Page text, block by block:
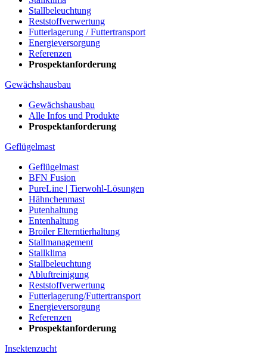
Stallbeleuchtung
Reststoffverwertung
Futterlagerung / Futtertransport
Energieversorgung
Referenzen
Prospektanforderung
Gewächshausbau
Gewächshausbau
Alle Infos und Produkte
Prospektanforderung
Geflügelmast
Geflügelmast
BFN Fusion
PureLine | Tierwohl-Lösungen
Hähnchenmast
Putenhaltung
Entenhaltung
Broiler Elterntierhaltung
Stallmanagement
Stallklima
Stallbeleuchtung
Abluftreinigung
Reststoffverwertung
Futterlagerung/Futtertransport
Energieversorgung
Referenzen
Prospektanforderung
Insektenzucht